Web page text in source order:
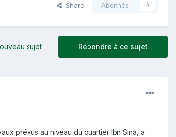
Share Abonnés 0
Répondre à ce sujet
sujet
prévus au niveau du quartier Ibn Sina, a